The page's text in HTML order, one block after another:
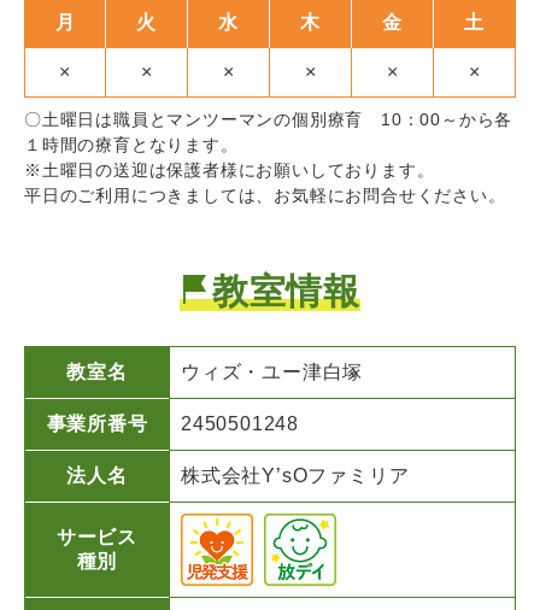
月 火 水 木 金 土
× × × × × ×
〇土曜日は職員とマンツーマンの個別療育 10：00～から各
１時間の療育となります。
※土曜日の送迎は保護者様にお願いしております。
平日のご利用につきましては、お気軽にお問合せください。
教室情報
教室名 ウィズ・ユー津白塚
事業所番号 2450501248
法人名 株式会社Y’sOファミリア
サービス
種別